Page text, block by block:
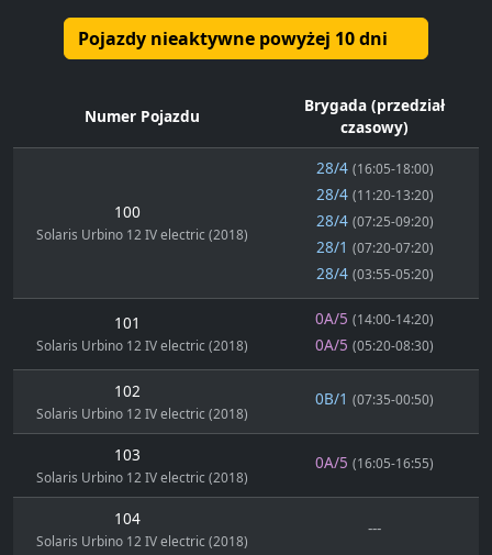
Pojazdy nieaktywne powyżej 10 dni
Numer Pojazdu
Brygada (przedział
czasowy)
100
Solaris Urbino 12 IV electric (2018)
28/4 (16:05-18:00)
28/4 (11:20-13:20)
28/4 (07:25-09:20)
28/1 (07:20-07:20)
28/4 (03:55-05:20)
101
Solaris Urbino 12 IV electric (2018)
0A/5 (14:00-14:20)
0A/5 (05:20-08:30)
102
Solaris Urbino 12 IV electric (2018)
0B/1 (07:35-00:50)
103
Solaris Urbino 12 IV electric (2018)
0A/5 (16:05-16:55)
104
Solaris Urbino 12 IV electric (2018)
---